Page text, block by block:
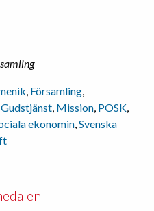
, Församling,
Gudstjänst, Mission, POSK,
ekonomin,Svenska